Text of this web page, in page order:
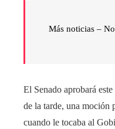
Más noticias –
El Senado aprobará
de la tarde, una moción
cuando le tocaba al